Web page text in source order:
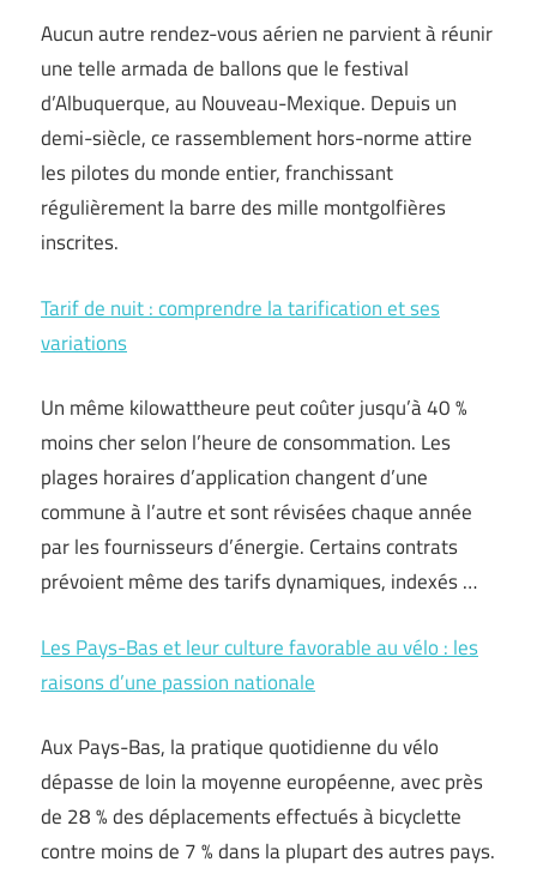
Aucun autre rendez-vous aérien ne parvient à réunir
une telle armada de ballons que le festival
d’Albuquerque, au Nouveau-Mexique. Depuis un
demi-siècle, ce rassemblement hors-norme attire
les pilotes du monde entier, franchissant
régulièrement la barre des mille montgolfières
inscrites.
Tarif de nuit : comprendre la tarification et ses
variations
Un même kilowattheure peut coûter jusqu’à 40 %
moins cher selon l’heure de consommation. Les
plages horaires d’application changent d’une
commune à l’autre et sont révisées chaque année
par les fournisseurs d’énergie. Certains contrats
prévoient même des tarifs dynamiques, indexés …
Les Pays-Bas et leur culture favorable au vélo : les
raisons d’une passion nationale
Aux Pays-Bas, la pratique quotidienne du vélo
dépasse de loin la moyenne européenne, avec près
de 28 % des déplacements effectués à bicyclette
contre moins de 7 % dans la plupart des autres pays.